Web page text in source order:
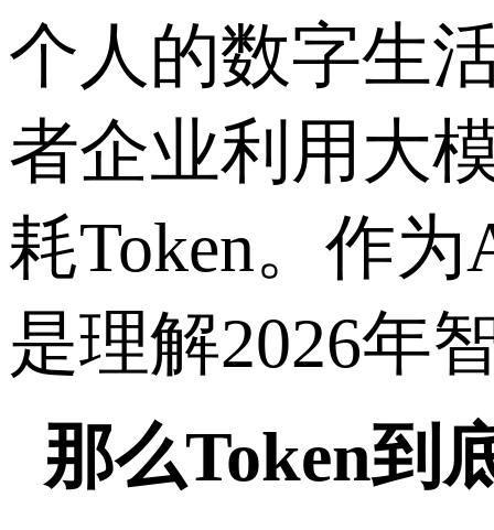
个人的数字生
者企业利用大
耗Token。作为
是理解2026年
那么Token到